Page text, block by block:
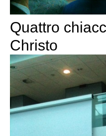
Quattro
Christo